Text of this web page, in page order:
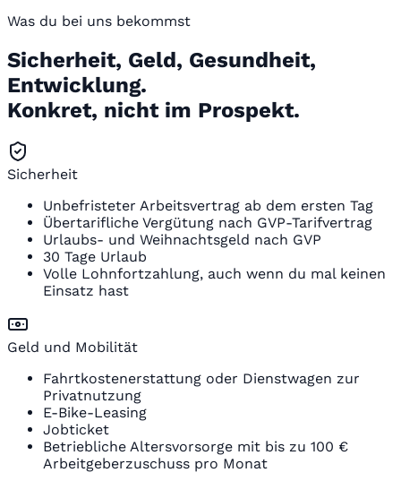
Was du bei uns bekommst
Sicherheit, Geld, Gesundheit,
Entwicklung.
Konkret, nicht im Prospekt.
Sicherheit
Unbefristeter Arbeitsvertrag ab dem ersten Tag
Übertarifliche Vergütung nach GVP-Tarifvertrag
Urlaubs- und Weihnachtsgeld nach GVP
30 Tage Urlaub
Volle Lohnfortzahlung, auch wenn du mal keinen
Einsatz hast
Geld und Mobilität
Fahrtkostenerstattung oder Dienstwagen zur
Privatnutzung
E-Bike-Leasing
Jobticket
Betriebliche Altersvorsorge mit bis zu 100 €
Arbeitgeberzuschuss pro Monat